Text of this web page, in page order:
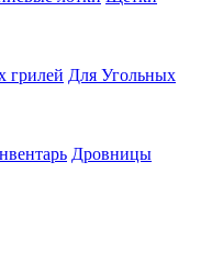
грилей Для Угольных
Дровницы